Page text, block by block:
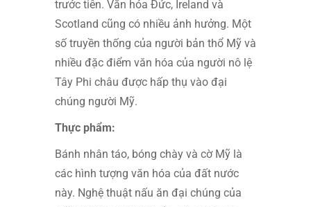
trước tiên. Văn hóa Đức, Ireland và
Scotland cũng có nhiều ảnh hưởng. Một
số truyền thống của người bản thổ Mỹ và
nhiều đặc điểm văn hóa của người nô lệ
Tây Phi châu được hấp thụ vào đại
chúng người Mỹ.
Thực phẩm:
Bánh nhân táo, bóng chày và cờ Mỹ là
các hình tượng văn hóa của đất nước
này. Nghệ thuật nấu ăn đại chúng của